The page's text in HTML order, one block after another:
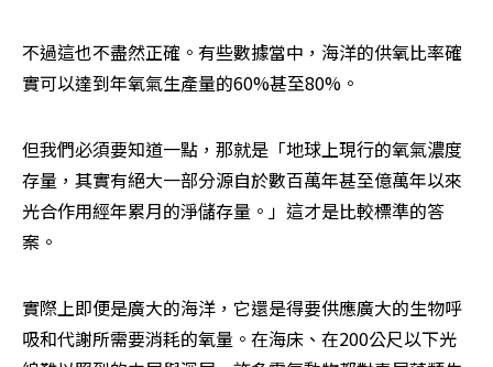
不過這也不盡然正確。有些數據當中，海洋的供氧比率確
實可以達到年氧氣生產量的60%甚至80%。
但我們必須要知道一點，那就是「地球上現行的氧氣濃度
存量，其實有絕大一部分源自於數百萬年甚至億萬年以來
光合作用經年累月的淨儲存量。」這才是比較標準的答
案。
實際上即便是廣大的海洋，它還是得要供應廣大的生物呼
吸和代謝所需要消耗的氧量。在海床、在200公尺以下光